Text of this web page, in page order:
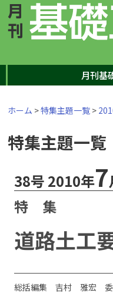
月刊基
ホーム >特集主題一覧 >
特集主題一覧
38号 2010年7
特 集
道路土工
総括編集 吉村 雅宏 委